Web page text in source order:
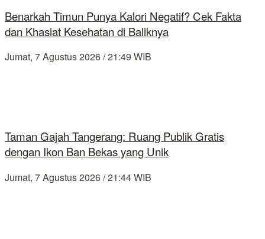
Benarkah Timun Punya Kalori Negatif? Cek Fakta
dan Khasiat Kesehatan di Baliknya
Jumat, 7 Agustus 2026 / 21:49 WIB
Taman Gajah Tangerang: Ruang Publik Gratis
dengan Ikon Ban Bekas yang Unik
Jumat, 7 Agustus 2026 / 21:44 WIB